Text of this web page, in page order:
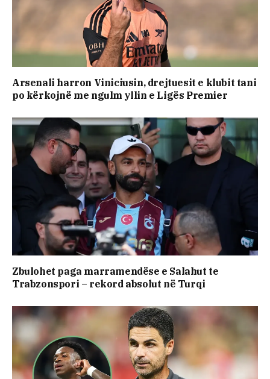
Arsenali harron Viniciusin, drejtuesit e klubit tani
po kërkojnë me ngulm yllin e Ligës Premier
Zbulohet paga marramendëse e Salahut te
Trabzonspori – rekord absolut në Turqi